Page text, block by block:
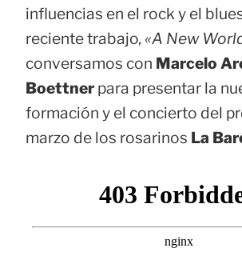
influencias en el rock y el
reciente trabajo, «A New
conversamos con Marcelo
Boettner para presentar la
formación y el concierto del
marzo de los rosarinos La